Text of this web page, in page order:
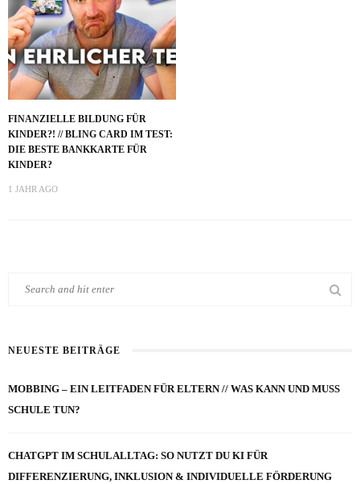
FINANZIELLE BILDUNG FÜR
KINDER?! // BLING CARD IM TEST:
DIE BESTE BANKKARTE FÜR
KINDER?
1 JAHR AGO
NEUESTE BEITRÄGE
MOBBING – EIN LEITFADEN FÜR ELTERN // WAS KANN UND MUSS
SCHULE TUN?
CHATGPT IM SCHULALLTAG: SO NUTZT DU KI FÜR
DIFFERENZIERUNG, INKLUSION & INDIVIDUELLE FÖRDERUNG